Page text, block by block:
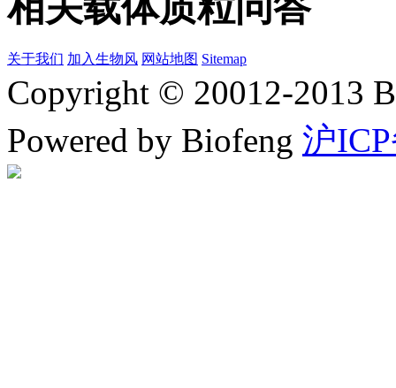
关于我们 加入生物风 网站地图 Sitemap
Copyright © 20012-2013
Powered by Biofeng 沪